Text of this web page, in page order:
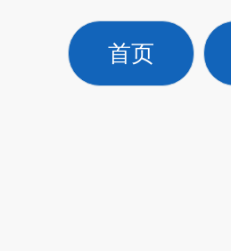
首页